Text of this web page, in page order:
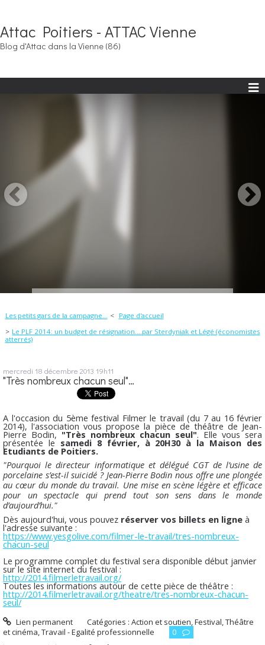
Attac Poitiers - ATTAC Vienne
Blog d'Attac dans la Vienne (86)
Les petits gars de la campagne…
Page d'accueil
Le PLF 2014: un budget de résignation....par Sterdyniak et Légé (économistes
atterrés)
mercredi 18 décembre 2013 19h11
"Très nombreux chacun seul"…
A l'occasion du 5ème festival Filmer le travail (du 7 au 16 février
2014), l'association vous propose la pièce de théâtre de Jean-
Pierre Bodin, "Très nombreux chacun seul". Elle vous sera
présentée lesamedi 8 février, à 20H30 à la Maison des
Etudiants de Poitiers.
"Pourquoi le directeur informatique et délégué CGT de l’usine de
porcelaine s’est-il suicidé ? Jean-Pierre Bodin nous offre une plongée
au cœur du monde du travail. Une mise en scène légère et efficace
pour un spectacle qui prend tout son sens dans le monde
d’aujourd’hui."
Dès aujourd'hui, vous pouvez réserver vos billets en ligne à
l'adresse suivante :
https://www.yesgolive.com/filmer-le-travail/tres-nombreux-
chacun-seul
Le programme complet du festival sera disponible début janvier
sur le site internet du festival :
http://2014.filmerletravail.org/
Toutes les informations autour de cette pièce de théâtre :
http://2014.filmerletravail.org/theatre/tres-nombreux-chacun-
seul/
Lien permanent Catégories :Action et soutien,Festival,Théâtre
et cinéma,Travail - Egalité professionnelle
0